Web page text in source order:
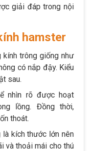
giải đáp trong nội
hamster
kính trông giống như
có nắp đậy. Kiểu
sau.
nhìn rõ được hoạt
lồng. Đồng thời,
thoát.
kích thước lớn nên
và thoải mái cho thú